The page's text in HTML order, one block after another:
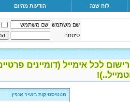
לוח שנה הודעות מהיום
שם משתמש
סיסמה
לכל אימייל (דומיינים
סטטיסטיקות בזעיר אנפין